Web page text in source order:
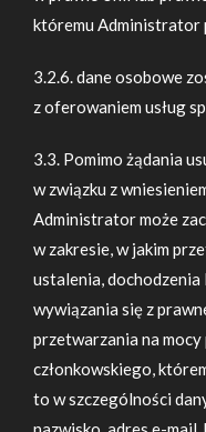
któremu Administrator
3.2.6. dane osobowe
z oferowaniem usług
3.3. Pomimo żądania
w związku z
Administrator może
w zakresie, w jakim
ustalenia,
wywiązania się z
przetwarzania na
członkowskiego,
to w szczególności